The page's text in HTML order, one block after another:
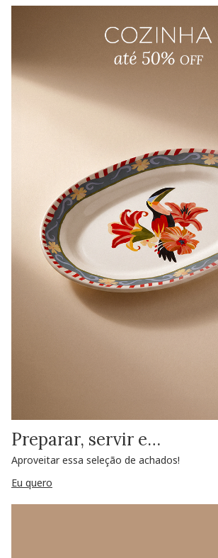
Preparar, servir e…
Aproveitar essa seleção de achados!
Eu quero